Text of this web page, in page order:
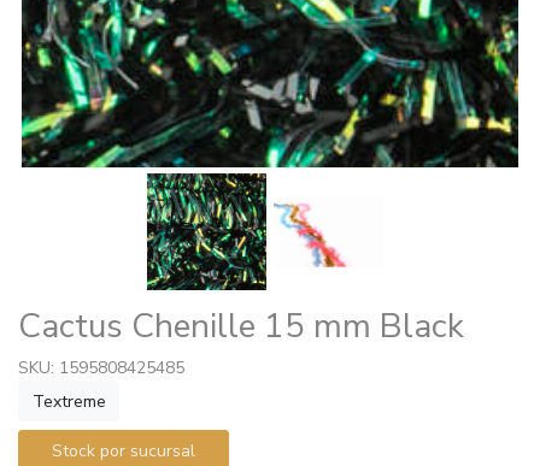
Cactus Chenille 15 mm Black
SKU: 1595808425485
Textreme
Stock por sucursal